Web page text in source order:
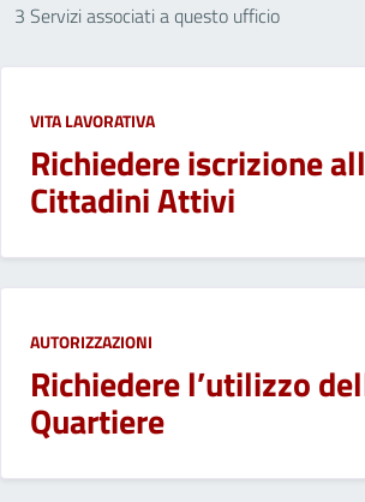
3 Servizi associati a questo ufficio
VITA LAVORATIVA
Richiedere iscrizione
Cittadini Attivi
AUTORIZZAZIONI
Richiedere l’utilizzo
Quartiere